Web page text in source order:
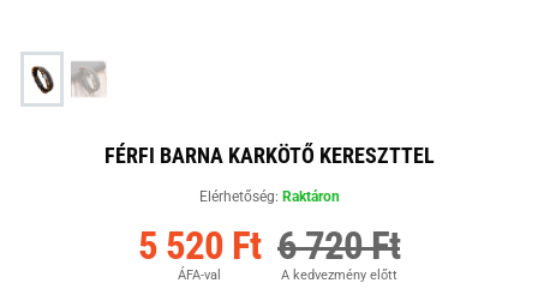
FÉRFI BARNA KARKÖTŐ KERESZTTEL
Elérhetőség: Raktáron
5 520 Ft
ÁFA-val
6 720 Ft
A kedvezmény előtt